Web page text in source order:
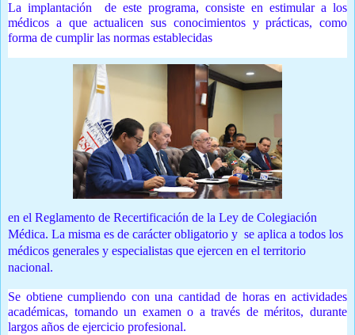
La implantación de este programa, consiste en estimular a los
médicos a que actualicen sus conocimientos y prácticas, como
forma de cumplir las normas establecidas
en el Reglamento de Recertificación de la Ley de Colegiación
Médica. La misma es de carácter obligatorio y se aplica a todos los
médicos generales y especialistas que ejercen en el territorio
nacional.
Se obtiene cumpliendo con una cantidad de horas en actividades
académicas, tomando un examen o a través de méritos, durante
largos años de ejercicio profesional.